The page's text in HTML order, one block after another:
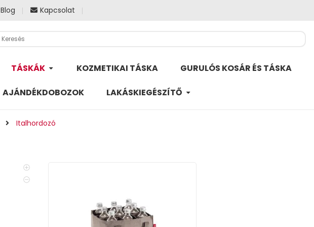
Blog Kapcsolat
TÁSKÁK KOZMETIKAI TÁSKA GURULÓS KOSÁR ÉS TÁSKA
AJÁNDÉKDOBOZOK LAKÁSKIEGÉSZÍTŐ
Italhordozó